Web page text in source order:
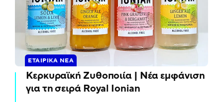
ΕΤΑΙΡΙΚΆ ΝΈΑ
Κερκυραϊκή Ζυθοποιία | Νέα εμφάνιση
για τη σειρά Royal Ionian